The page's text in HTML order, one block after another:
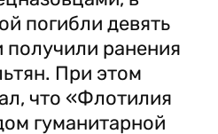
погибли девять
ранения
При этом
что «Флотилия
гуманитарной